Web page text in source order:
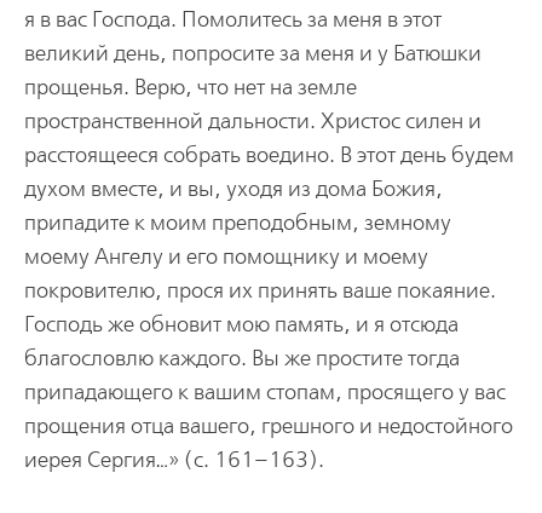
я в вас Господа. Помолитесь за меня в этот
великий день, попросите за меня и у Батюшки
прощенья. Верю, что нет на земле
пространственной дальности. Христос силен и
расстоящееся собрать воедино. В этот день будем
духом вместе, и вы, уходя из дома Божия,
припадите к моим преподобным, земному
моему Ангелу и его помощнику и моему
покровителю, прося их принять ваше покаяние.
Господь же обновит мою память, и я отсюда
благословлю каждого. Вы же простите тогда
припадающего к вашим стопам, просящего у вас
прощения отца вашего, грешного и недостойного
иерея Сергия…» (с. 161–163).